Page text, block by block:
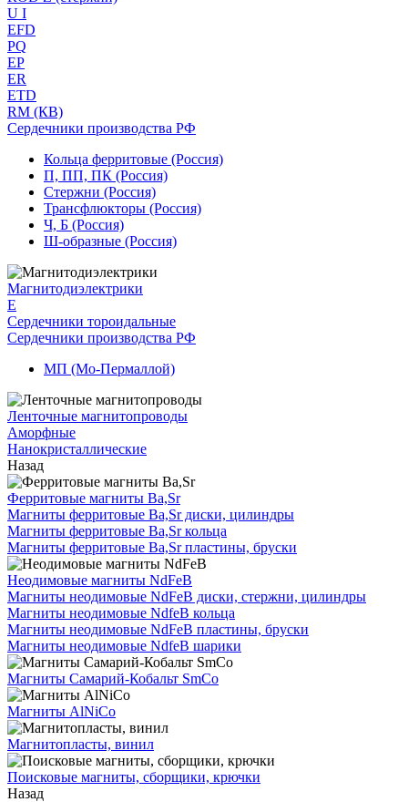
U I
EFD
PQ
EP
ER
ETD
RM (КВ)
Сердечники производства РФ
Кольца ферритовые (Россия)
П, ПП, ПК (Россия)
Стержни (Россия)
Трансфлюкторы (Россия)
Ч, Б (Россия)
Ш-образные (Россия)
Магнитодиэлектрики
E
Сердечники тороидальные
Сердечники производства РФ
МП (Мо-Пермаллой)
Ленточные магнитопроводы
Аморфные
Нанокристаллические
Назад
Ферритовые магниты Ba,Sr
Магниты ферритовые Ba,Sr диски, цилиндры
Магниты ферритовые Ba,Sr кольца
Магниты ферритовые Ba,Sr пластины, бруски
Неодимовые магниты NdFeB
Магниты неодимовые NdFeB диски, стержни, цилиндры
Магниты неодимовые NdfeB кольца
Магниты неодимовые NdFeB пластины, бруски
Магниты неодимовые NdfeB шарики
Магниты Самарий-Кобальт SmCo
Магниты AlNiCo
Магнитопласты, винил
Поисковые магниты, сборщики, крючки
Назад